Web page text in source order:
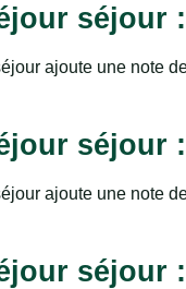
séjour
ajoute une note
séjour
ajoute une note
séjour